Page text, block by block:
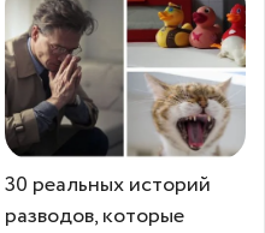
30 реальных историй
разводов, которые